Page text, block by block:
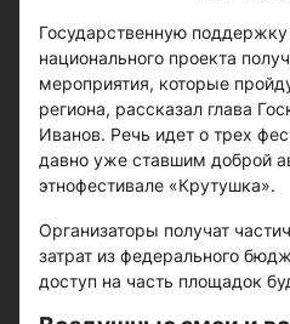
Государственную
национального проекта
мероприятия, которые
региона, рассказал глава
Иванов. Речь идет о трех
давно уже ставшим доброй
этнофестивале «Крутушка».
Организаторы получат
затрат из федерального
доступ на часть площадок